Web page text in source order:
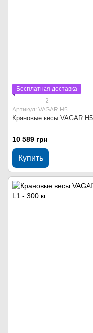
Бесплатная доставка
2
Артикул: VAGAR Н5
Крановые весы VAGAR Н5
10 589 грн
Купить